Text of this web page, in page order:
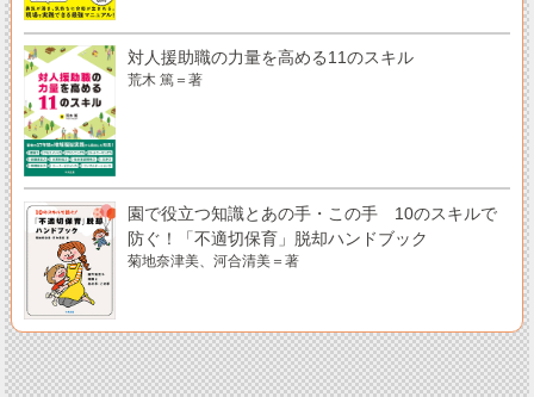
対人援助職の力量を高める11のスキル
荒木 篤＝著
園で役立つ知識とあの手・この手 10のスキルで
防ぐ！「不適切保育」脱却ハンドブック
菊地奈津美、河合清美＝著